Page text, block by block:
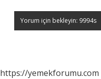
https://yemekforumu.com